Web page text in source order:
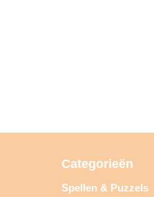
Categorieën
Spellen & Puzzels